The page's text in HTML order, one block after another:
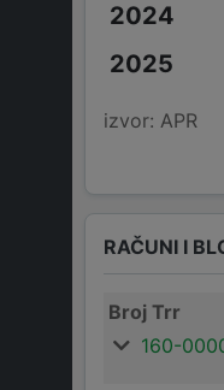
izvor: APR
RAČUNI I
Broj Trr
160-